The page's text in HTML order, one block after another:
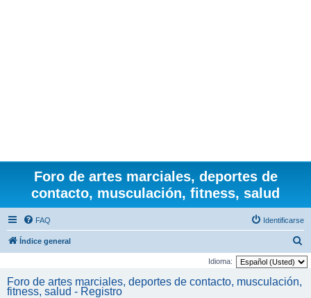
Foro de artes marciales, deportes de
contacto, musculación, fitness, salud
FAQ Identificarse
Índice general
u
Idioma:
Foro de artes marciales, deportes de contacto, musculación,
fitness, salud - Registro